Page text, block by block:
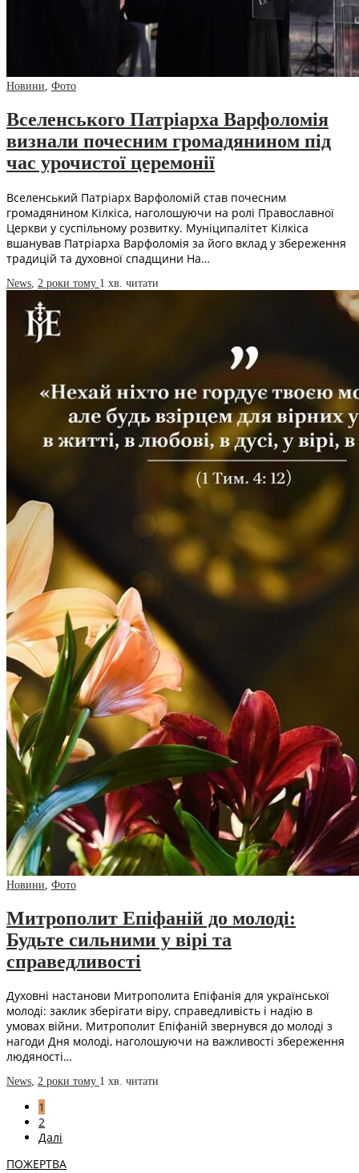
Новини Фото
Вселенського Патріарха Варфоломія
визнали почесним громадянином під
час урочистої церемонії
Вселенський Патріарх Варфоломій став почесним
громадянином Кілкіса, наголошуючи на ролі Православної
Церкви у суспільному розвитку. Муніципалітет Кілкіса
вшанував Патріарха Варфоломія за його вклад у збереження
традицій та духовної спадщини На…
News 2 роки тому 1 хв. читати
Новини Фото
Митрополит Епіфаній до молоді:
Будьте сильними у вірі та
справедливості
Духовні настанови Митрополита Епіфанія для української
молоді: заклик зберігати віру, справедливість і надію в
умовах війни. Митрополит Епіфаній звернувся до молоді з
нагоди Дня молоді, наголошуючи на важливості збереження
людяності…
News, 2 роки тому 1 хв. читати
1
2
Далі
ПОЖЕРТВА